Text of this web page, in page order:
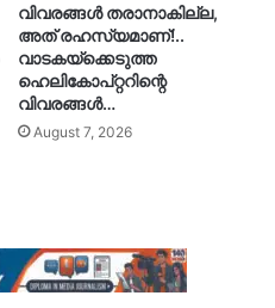
വിവരങ്ങൾ തരാനാകില്ല,
അത് രഹസ്യമാണ്!..
വാടകയ്‌ക്കെടുത്ത
ഹെലികോപ്റ്ററിന്റെ
വിവരങ്ങൾ…
August 7, 2026